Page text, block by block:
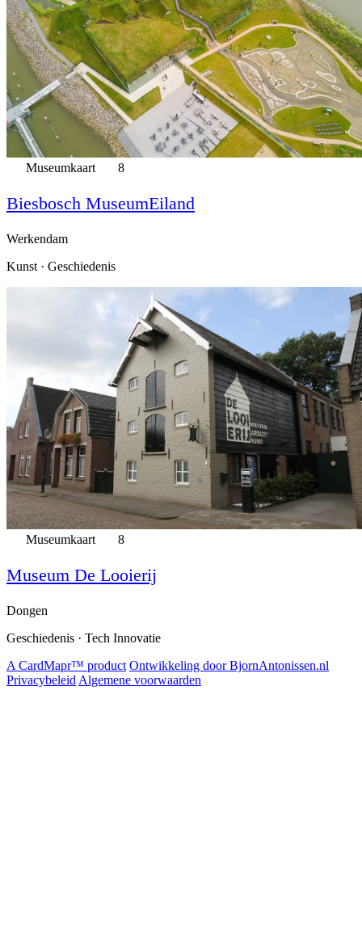
Museumkaart 8
Biesbosch MuseumEiland
Werkendam
Kunst · Geschiedenis
Museumkaart 8
Museum De Looierij
Dongen
Geschiedenis · Tech Innovatie
A CardMapr™ product Ontwikkeling door BjornAntonissen.nl
Privacybeleid Algemene voorwaarden